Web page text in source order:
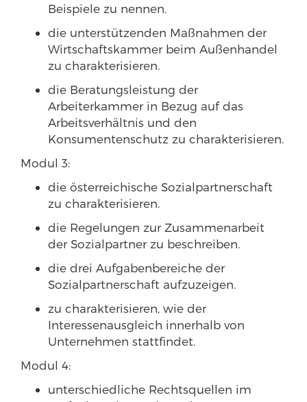
Beispiele zu nennen.
die unterstützenden Maßnahmen der
Wirtschaftskammer beim Außenhandel
zu charakterisieren.
die Beratungsleistung der
Arbeiterkammer in Bezug auf das
Arbeitsverhältnis und den
Konsumentenschutz zu charakterisieren.
Modul 3:
die österreichische Sozialpartnerschaft
zu charakterisieren.
die Regelungen zur Zusammenarbeit
der Sozialpartner zu beschreiben.
die drei Aufgabenbereiche der
Sozialpartnerschaft aufzuzeigen.
zu charakterisieren, wie der
Interessenausgleich innerhalb von
Unternehmen stattfindet.
Modul 4:
unterschiedliche Rechtsquellen im